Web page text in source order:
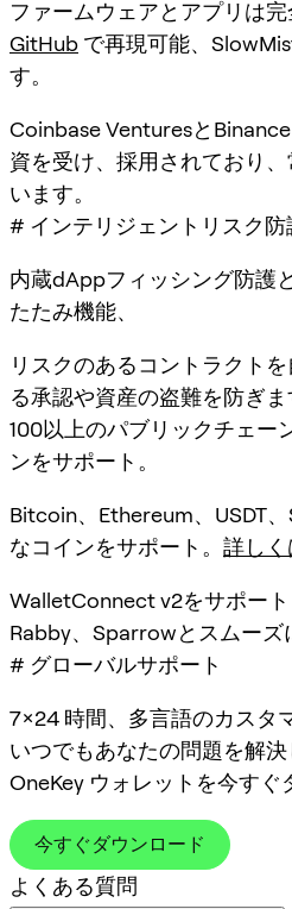
ファームウェアとアプリは完
GitHub で再現可能、
す。
Coinbase Venturesと
資を受け、採用されており
います。
# インテリジェントリスク防
内蔵dAppフィッシング防護
たたみ機能、
リスクのあるコントラクト
る承認や資産の盗難を防ぎま
100以上のパブリックチェー
ンをサポート。
Bitcoin、Ethereum、USDT
なコインをサポート。 詳しく
WalletConnect v2をサポート
Rabby、Sparrowとスムーズ
# グローバルサポート
7×24 時間、多言語のカスタ
いつでもあなたの問題を解決
OneKey ウォレットを今すぐ
今すぐダウンロード
よくある質問